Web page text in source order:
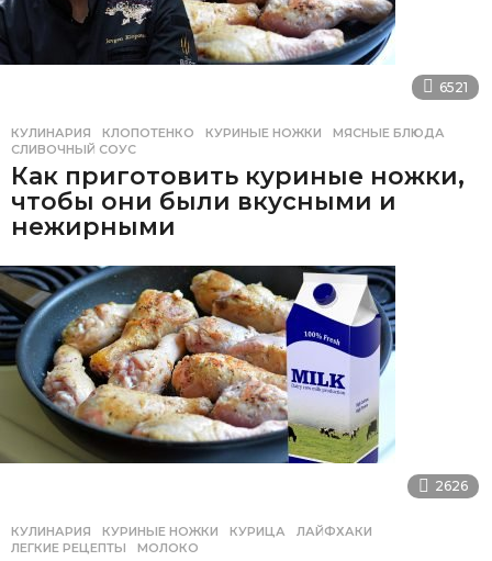
6521
КУЛИНАРИЯ КЛОПОТЕНКО ,КУРИНЫЕ НОЖКИ ,МЯСНЫЕ БЛЮДА
СЛИВОЧНЫЙ СОУС
Как приготовить куриные ножки,
чтобы они были вкусными и
нежирными
2626
КУЛИНАРИЯ КУРИНЫЕ НОЖКИ ,КУРИЦА ,ЛАЙФХАКИ
ЛЕГКИЕ РЕЦЕПТЫ
,МОЛОКО